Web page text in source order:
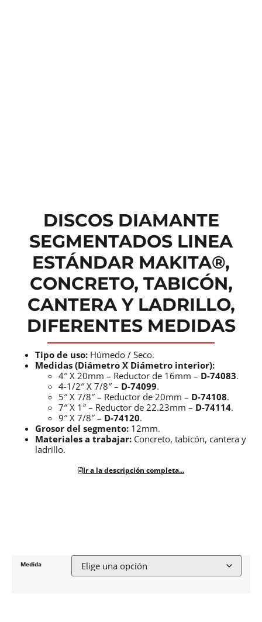
DISCOS DIAMANTE
SEGMENTADOS LINEA
ESTÁNDAR MAKITA®,
CONCRETO, TABICÓN,
CANTERA Y LADRILLO,
DIFERENTES MEDIDAS
Tipo de uso: Húmedo / Seco.
Medidas (Diámetro X Diámetro interior):
4″ X 20mm – Reductor de 16mm – D-74083.
4-1/2″ X 7/8″ – D-74099.
5″ X 7/8″ – Reductor de 20mm – D-74108.
7″ X 1″ – Reductor de 22.23mm – D-74114.
9″ X 7/8″ – D-74120.
Grosor del segmento: 12mm.
Materiales a trabajar: Concreto, tabicón, cantera y
ladrillo.
Ir a la descripción completa...
Medida